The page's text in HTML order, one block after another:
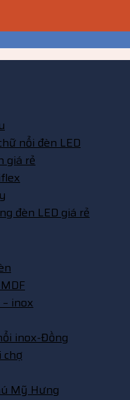
nổi đèn LED
giá rẻ
đèn LED giá rẻ
inox
inox-Đồng
chợ
Mỹ Hưng